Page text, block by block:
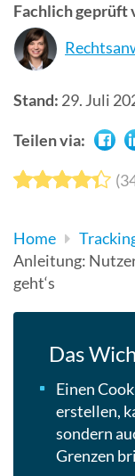
Fachlich geprüft
Stand: 29. Juli
Teilen via:
(
Home
Anleitung:
geht‘s
Das
Einen
erstellen,
sondern
Grenzen